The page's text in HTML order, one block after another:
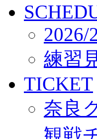
2026/
練習
TICKET
奈良